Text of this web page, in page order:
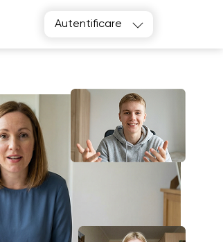
Autentificare